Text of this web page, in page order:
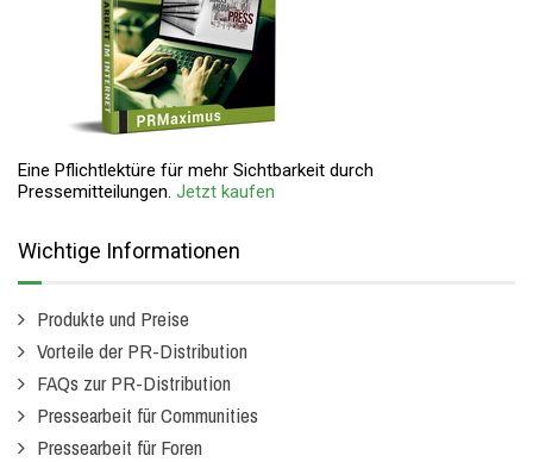
Eine Pflichtlektüre für mehr Sichtbarkeit durch
Pressemitteilungen. Jetzt kaufen
Wichtige Informationen
Produkte und Preise
Vorteile der PR-Distribution
FAQs zur PR-Distribution
Pressearbeit für Communities
Pressearbeit für Foren